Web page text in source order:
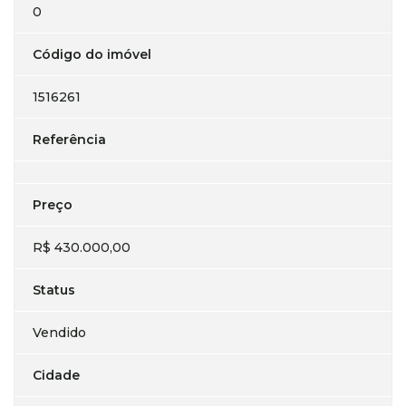
0
Código do imóvel
1516261
Referência
Preço
R$ 430.000,00
Status
Vendido
Cidade